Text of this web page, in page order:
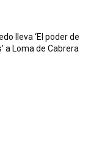
lleva ‘El poder de
a Loma de Cabrera